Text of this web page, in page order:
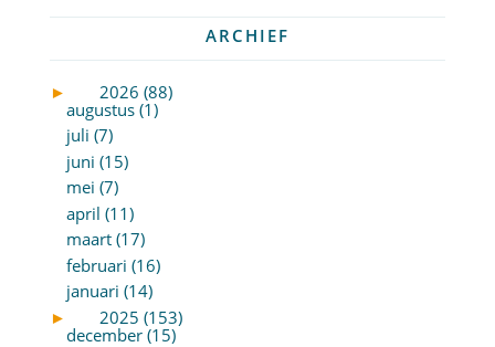
ARCHIEF
►
2026 (88)
augustus (1)
juli (7)
juni (15)
mei (7)
april (11)
maart (17)
februari (16)
januari (14)
►
2025 (153)
december (15)